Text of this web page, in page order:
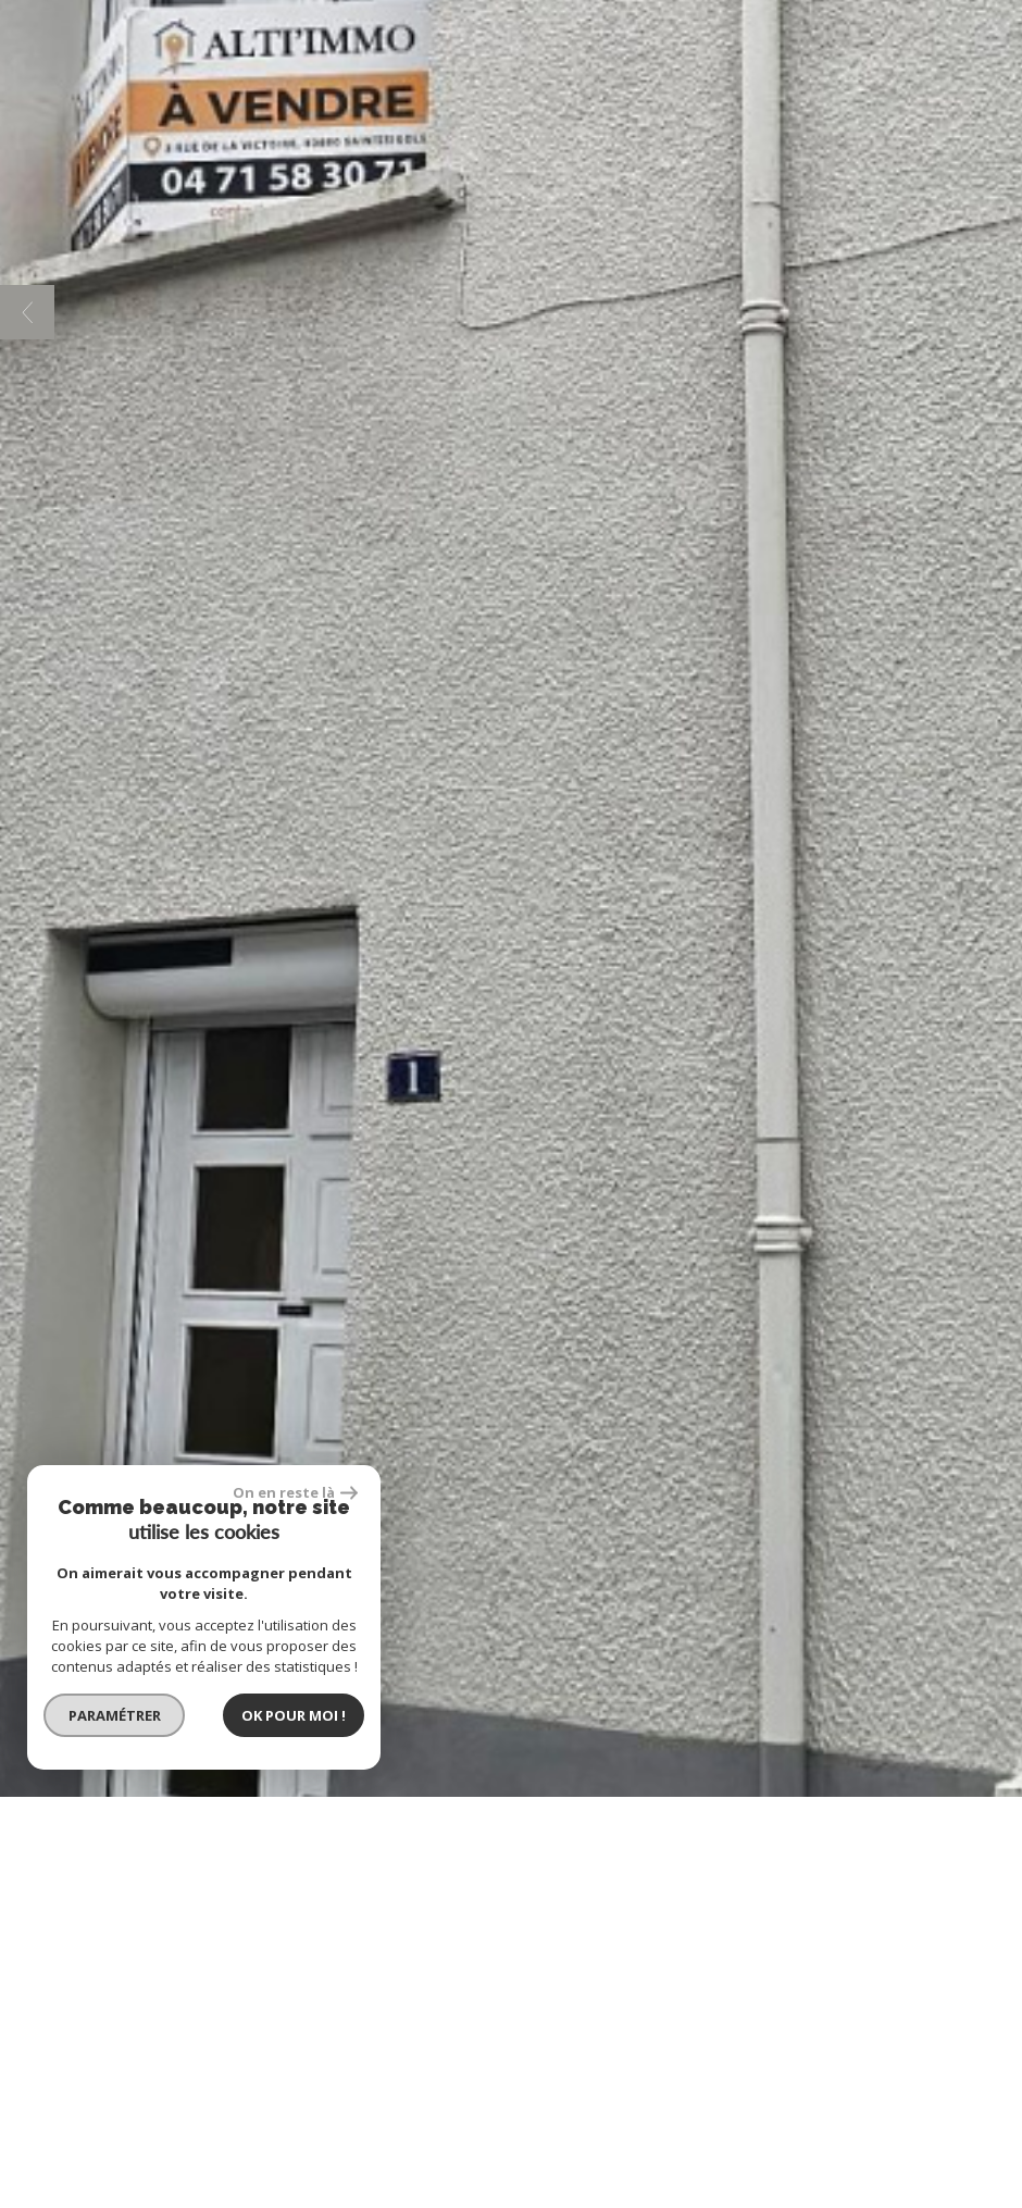
On en reste là
Comme beaucoup, notre site
utilise les cookies
On aimerait vous accompagner pendant
votre visite.
En poursuivant, vous acceptez l'utilisation des
cookies par ce site, afin de vous proposer des
contenus adaptés et réaliser des statistiques !
PARAMÉTRER OK POUR MOI !